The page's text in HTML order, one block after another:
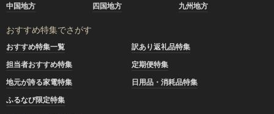
中国地方
四国地方 九州地方
おすすめ特集でさがす
おすすめ特集一覧
訳あり返礼品特集
担当者おすすめ特集
定期便特集
地元が誇る家電特集
日用品・消耗品特集
ふるなび限定特集